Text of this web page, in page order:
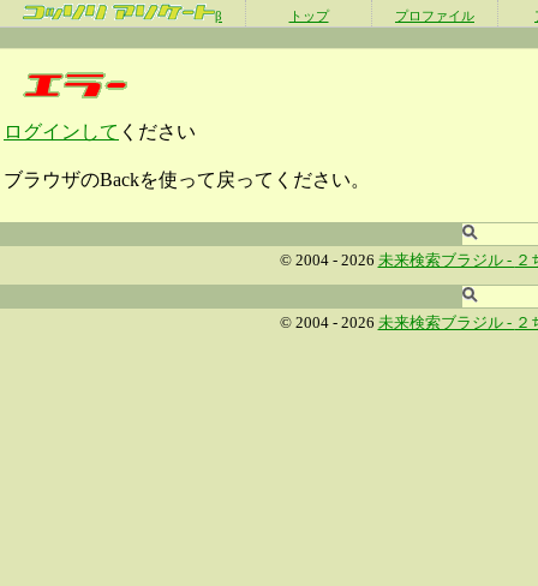
β トップ プロファイル
ログインして ください
ブラウザのBackを使って戻ってください。
© 2004 - 2026 未来検索ブラジル - ２
© 2004 - 2026 未来検索ブラジル - ２